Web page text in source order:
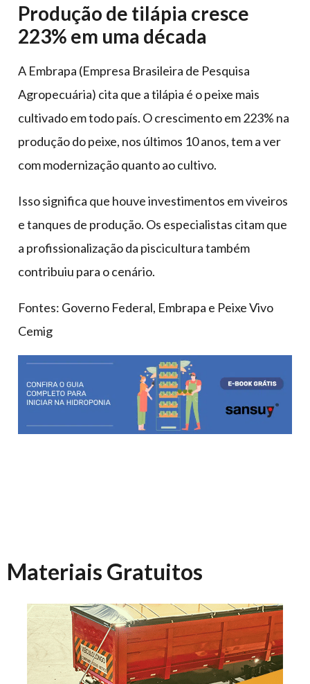
Produção de tilápia cresce
223% em uma década
A Embrapa (Empresa Brasileira de Pesquisa
Agropecuária) cita que a tilápia é o peixe mais
cultivado em todo país. O crescimento em 223% na
produção do peixe, nos últimos 10 anos, tem a ver
com modernização quanto ao cultivo.
Isso significa que houve investimentos em viveiros
e tanques de produção. Os especialistas citam que
a profissionalização da piscicultura também
contribuiu para o cenário.
Fontes: Governo Federal, Embrapa e Peixe Vivo
Cemig
Materiais Gratuitos